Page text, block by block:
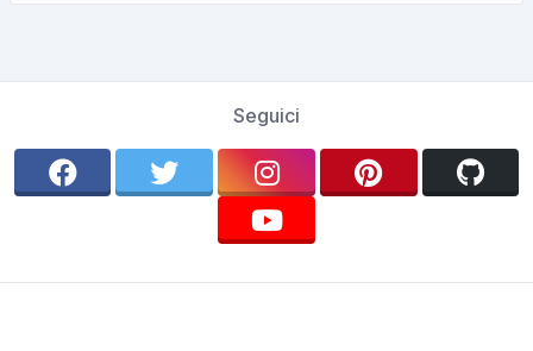
Seguici